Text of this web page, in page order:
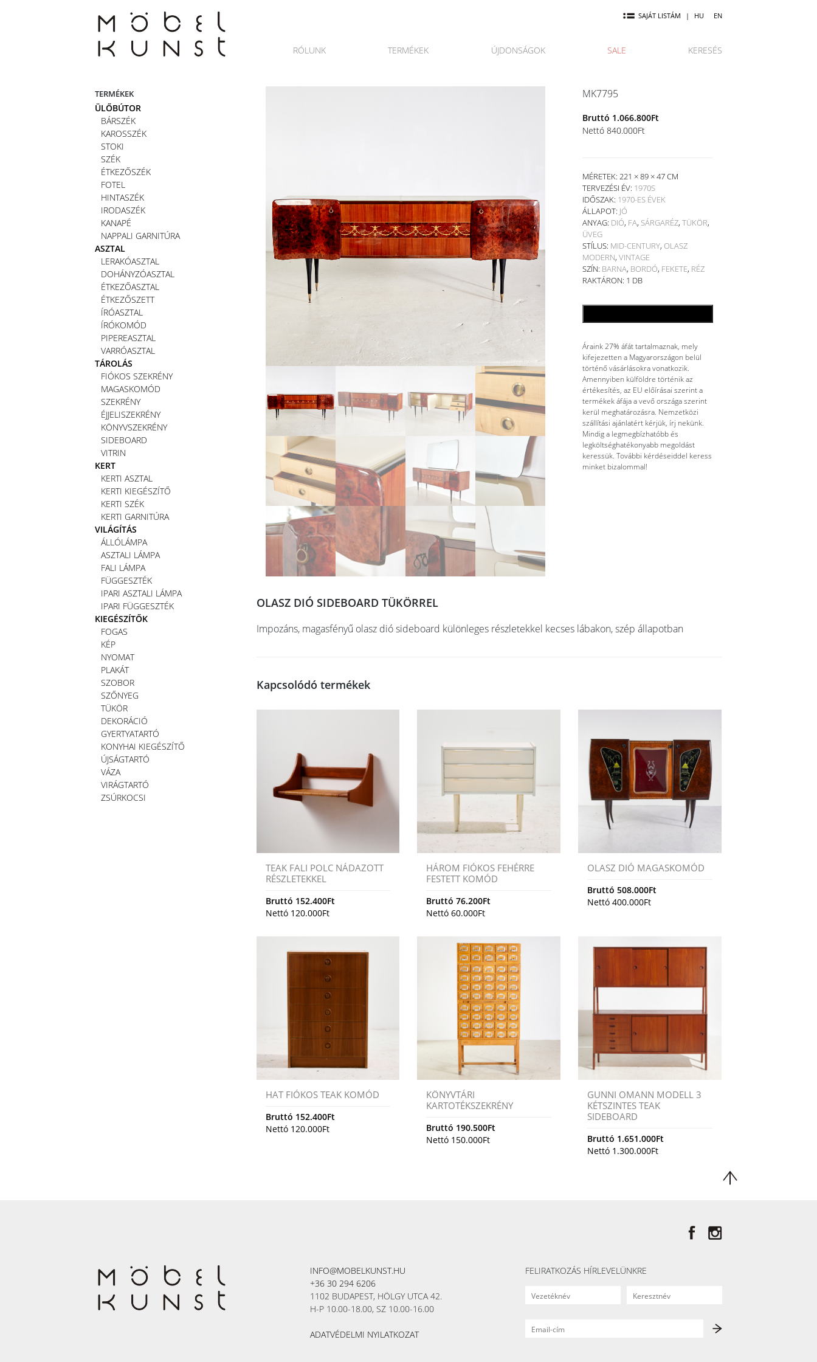
SAJÁT LISTÁM | HU EN
RÓLUNK TERMÉKEK ÚJDONSÁGOK SALE KERESÉS
TERMÉKEK
ÜLŐBÚTOR
BÁRSZÉK
KAROSSZÉK
STOKI
SZÉK
ÉTKEZŐSZÉK
FOTEL
HINTASZÉK
IRODASZÉK
KANAPÉ
NAPPALI GARNITÚRA
ASZTAL
LERAKÓASZTAL
DOHÁNYZÓASZTAL
ÉTKEZŐASZTAL
ÉTKEZŐSZETT
ÍRÓASZTAL
ÍRÓKOMÓD
PIPEREASZTAL
VARRÓASZTAL
TÁROLÁS
FIÓKOS SZEKRÉNY
MAGASKOMÓD
SZEKRÉNY
ÉJJELISZEKRÉNY
KÖNYVSZEKRÉNY
SIDEBOARD
VITRIN
KERT
KERTI ASZTAL
KERTI KIEGÉSZÍTŐ
KERTI SZÉK
KERTI GARNITÚRA
VILÁGÍTÁS
ÁLLÓLÁMPA
ASZTALI LÁMPA
FALI LÁMPA
FÜGGESZTÉK
IPARI ASZTALI LÁMPA
IPARI FÜGGESZTÉK
KIEGÉSZÍTŐK
FOGAS
KÉP
NYOMAT
PLAKÁT
SZOBOR
SZŐNYEG
TÜKÖR
DEKORÁCIÓ
GYERTYATARTÓ
KONYHAI KIEGÉSZÍTŐ
ÚJSÁGTARTÓ
VÁZA
VIRÁGTARTÓ
ZSÚRKOCSI
MK7795
Bruttó 1.066.800Ft
Nettó 840.000Ft
MÉRETEK: 221 × 89 × 47 CM
TERVEZÉSI ÉV: 1970S
IDŐSZAK: 1970-ES ÉVEK
ÁLLAPOT: JÓ
ANYAG: DIÓ, FA, SÁRGARÉZ, TÜKÖR,
ÜVEG
STÍLUS: MID-CENTURY, OLASZ
MODERN, VINTAGE
SZÍN: BARNA, BORDÓ, FEKETE, RÉZ
RAKTÁRON: 1 DB
Áraink 27% áfát tartalmaznak, mely
kifejezetten a Magyarországon belül
történő vásárlásokra vonatkozik.
Amennyiben külföldre történik az
értékesítés, az EU előírásai szerint a
termékek áfája a vevő országa szerint
kerül meghatározásra. Nemzetközi
szállítási ajánlatért kérjük, írj nekünk.
Mindig a legmegbízhatóbb és
legköltséghatékonyabb megoldást
keressük. További kérdéseiddel keress
minket bizalommal!
OLASZ DIÓ SIDEBOARD TÜKÖRREL
Impozáns, magasfényű olasz dió sideboard különleges részletekkel kecses lábakon, szép állapotban
Kapcsolódó termékek
TEAK FALI POLC NÁDAZOTT
RÉSZLETEKKEL
Bruttó 152.400Ft
Nettó 120.000Ft
HÁROM FIÓKOS FEHÉRRE
FESTETT KOMÓD
Bruttó76.200Ft
Nettó60.000Ft
OLASZ DIÓ MAGASKOMÓD
Bruttó508.000Ft
Nettó400.000Ft
HAT FIÓKOS TEAK KOMÓD
Bruttó 152.400Ft
Nettó 120.000Ft
KÖNYVTÁRI
KARTOTÉKSZEKRÉNY
Bruttó 190.500Ft
Nettó 150.000Ft
GUNNI OMANN MODELL 3
KÉTSZINTES TEAK
SIDEBOARD
Bruttó 1.651.000Ft
Nettó 1.300.000Ft
INFO@MOBELKUNST.HU
+36 30 294 6206
1102 BUDAPEST, HÖLGY UTCA 42.
H-P 10.00-18.00, SZ 10.00-16.00
ADATVÉDELMI NYILATKOZAT
FELIRATKOZÁS HÍRLEVELÜNKRE